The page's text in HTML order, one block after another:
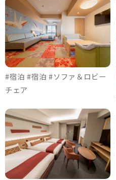
#宿泊 #宿泊 #ソファ＆ロビー
チェア